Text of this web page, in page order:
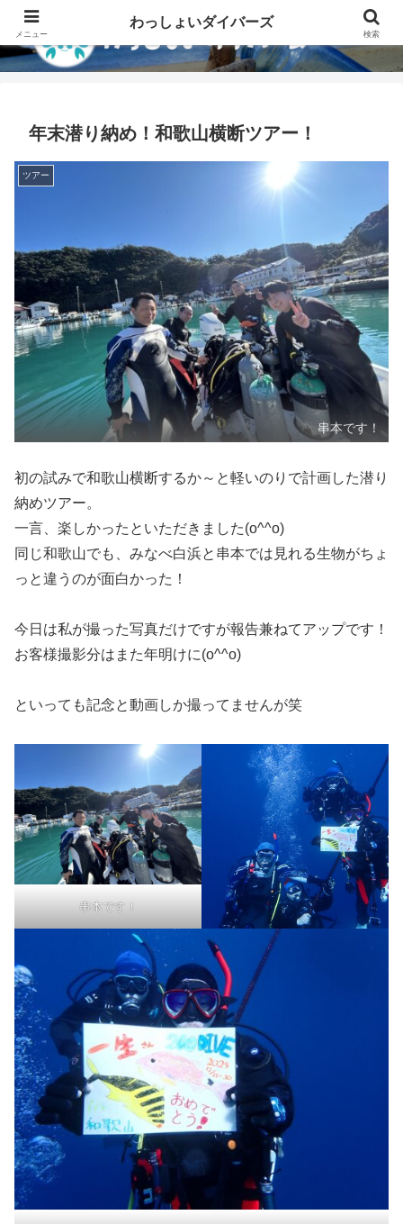
年末潜り納め！和歌山横断ツアー！
ツアー
串本です！
初の試みで和歌山横断するか～と軽いのりで計画した潜り
納めツアー。
一言、楽しかったといただきました(o^^o)
同じ和歌山でも、みなべ白浜と串本では見れる生物がちょ
っと違うのが面白かった！
今日は私が撮った写真だけですが報告兼ねてアップです！
お客様撮影分はまた年明けに(o^^o)
といっても記念と動画しか撮ってませんが笑
串本です！
メニュー
わっしょいダイバーズ
検索